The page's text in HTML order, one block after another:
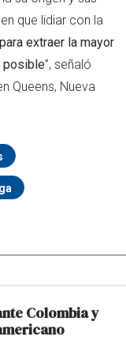
que lidiar con la
extraer la mayor
posible”, señaló
Queens, Nueva
Colombia y